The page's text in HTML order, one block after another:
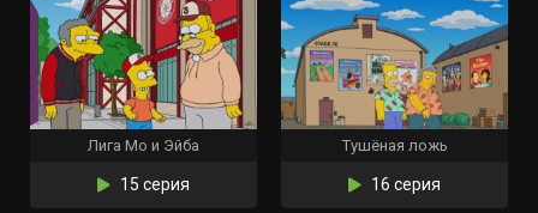
Лига Мо и Эйба
15 серия
Тушёная ложь
16 серия